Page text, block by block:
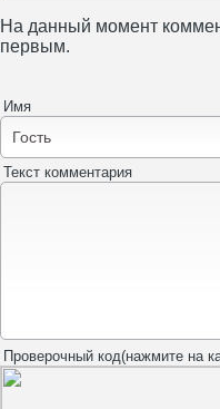
На данный момент
первым.
Имя
Текст комментария
Проверочный код(нажмите на